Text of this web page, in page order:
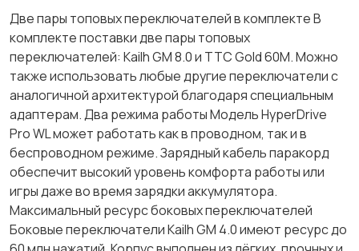
Две пары топовых переключателей в комплекте В
комплекте поставки две пары топовых
переключателей: Kailh GM 8.0 и TTC Gold 60M. Можно
также использовать любые другие переключатели с
аналогичной архитектурой благодаря специальным
адаптерам. Два режима работы Модель HyperDrive
Pro WL может работать как в проводном, так и в
беспроводном режиме. Зарядный кабель паракорд
обеспечит высокий уровень комфорта работы или
игры даже во время зарядки аккумулятора.
Максимальный ресурс боковых переключателей
Боковые переключатели Kailh GM 4.0 имеют ресурс до